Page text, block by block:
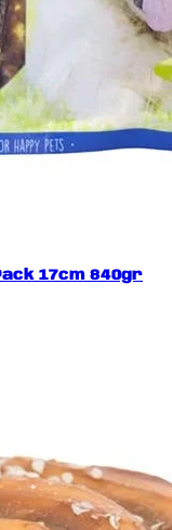
17cm 840gr